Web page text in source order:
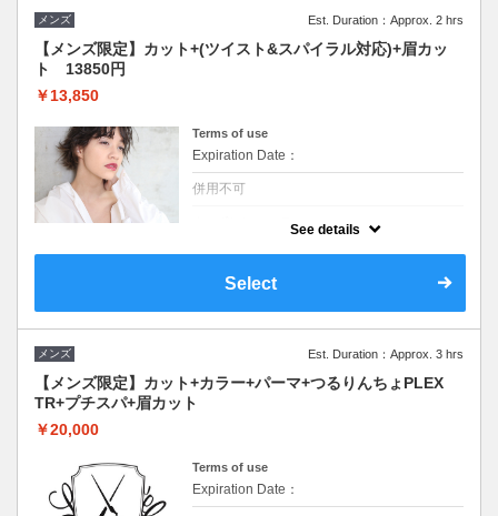
メンズ Est. Duration：Approx. 2 hrs
【メンズ限定】カット+(ツイスト&スパイラル対応)+眉カッ
ト 13850円
￥13,850
Terms of use
Expiration Date：
併用不可
対応しております。
See details
Select
メンズ Est. Duration：Approx. 3 hrs
【メンズ限定】カット+カラー+パーマ+つるりんちょPLEX
TR+プチスパ+眉カット
￥20,000
Terms of use
Expiration Date：